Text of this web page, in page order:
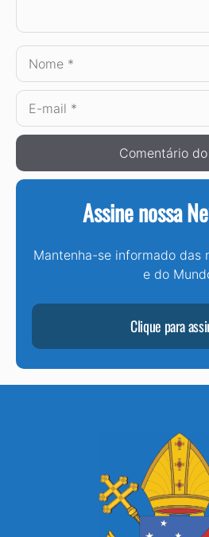
Nome
E-
mail
Assine nossa
Mantenha-se informado das
e do
Clique para